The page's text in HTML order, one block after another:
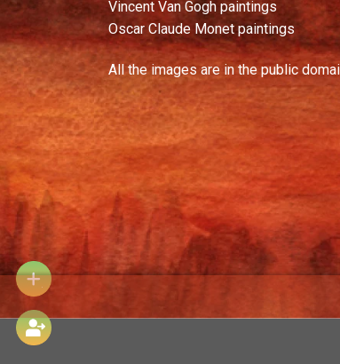
Vincent Van Gogh paintings
Oscar Claude Monet paintings
All the images are in the public